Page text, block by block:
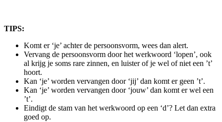
TIPS:
Komt er ‘je’ achter de persoonsvorm, wees dan alert.
Vervang de persoonsvorm door het werkwoord ‘lopen’, ook
al krijg je soms rare zinnen, en luister of je wel of niet een ’t’
hoort.
Kan ‘je’ worden vervangen door ‘jij’ dan komt er geen ’t’.
Kan ‘je’ worden vervangen door ‘jouw’ dan komt er wel een
’t’.
Eindigt de stam van het werkwoord op een ‘d’? Let dan extra
goed op.